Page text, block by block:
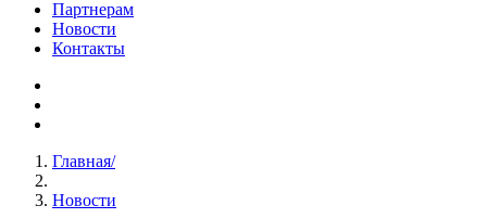
Партнерам
Новости
Контакты
Главная/
Новости